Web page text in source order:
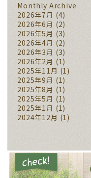
Monthly Archive
2026年7月 (4)
2026年6月 (2)
2026年5月 (3)
2026年4月 (2)
2026年3月 (3)
2026年2月 (1)
2025年11月 (1)
2025年9月 (1)
2025年8月 (1)
2025年5月 (1)
2025年1月 (1)
2024年12月 (1)